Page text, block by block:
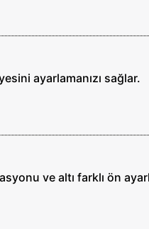
ayarlamanızı sağlar.
ve altı farklı ön